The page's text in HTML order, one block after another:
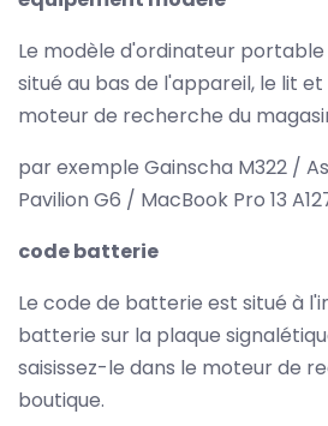
Le modèle d'ordinateur
situé au bas de l'appareil, le lit et
moteur de recherche du
par exemple Gainscha M322 /
Pavilion G6 / MacBook Pro 13
code batterie
Le code de batterie est situé à
batterie sur la plaque
saisissez-le dans le moteur de
boutique.